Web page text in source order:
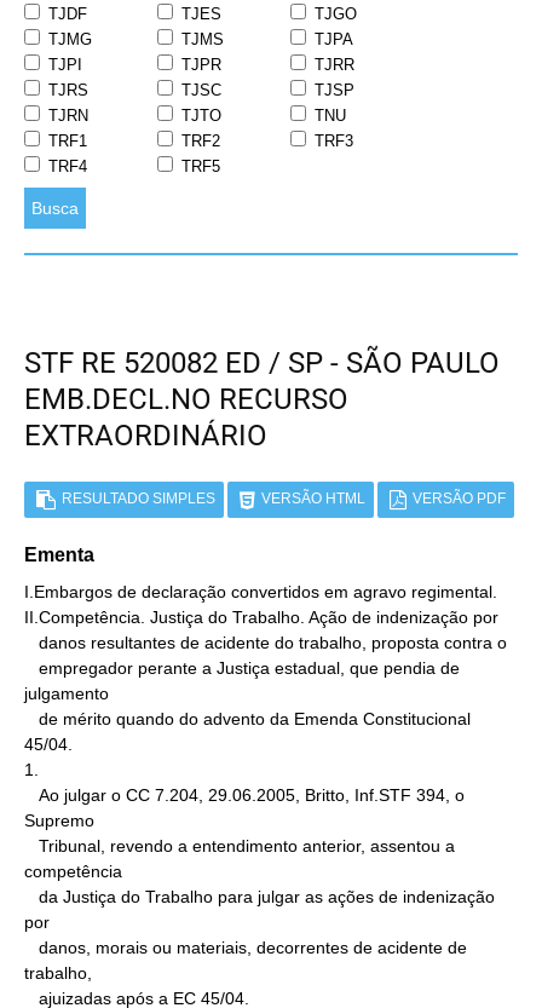
TJDF
TJES
TJGO
TJMG
TJMS
TJPA
TJPI
TJPR
TJRR
TJRS
TJSC
TJSP
TJRN
TJTO
TNU
TRF1
TRF2
TRF3
TRF4
TRF5
Busca
STF RE 520082 ED / SP - SÃO PAULO
EMB.DECL.NO RECURSO
EXTRAORDINÁRIO
RESULTADO SIMPLES VERSÃO HTML VERSÃO PDF
Ementa
I.Embargos de declaração convertidos em agravo regimental.
II.Competência. Justiça do Trabalho. Ação de indenização por
julgamento
45/04.
1.
Supremo
competência
por
trabalho,